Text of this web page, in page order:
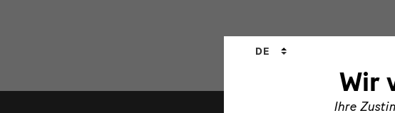
Wir
Ihre
Sprachwechsler
DE